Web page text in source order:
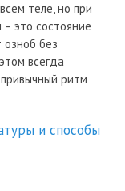
теле, но при
это состояние
озноб без
всегда
ритм
и способы